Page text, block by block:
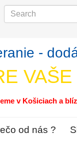
Search
-
v Košiciach a
od nás ?